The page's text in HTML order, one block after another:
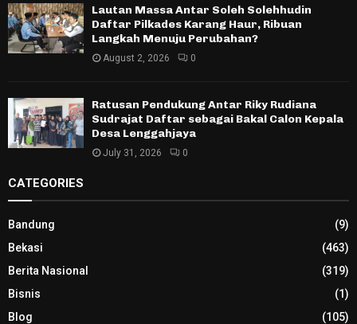
Lautan Massa Antar Soleh Solehhudin
Daftar Pilkades Karang Haur, Ribuan
Langkah Menuju Perubahan?
August 2, 2026 0
Ratusan Pendukung Antar Riky Rudiana
Sudrajat Daftar sebagai Bakal Calon Kepala
Desa Lenggahjaya
July 31, 2026 0
CATEGORIES
Bandung
(9)
Bekasi
(463)
Berita Nasional
(319)
Bisnis
(1)
Blog
(105)